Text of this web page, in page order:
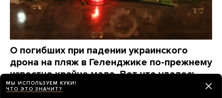
О погибших при падении украинского
дрона на пляж в Геленджике по-прежнему
известно крайне мало. Вот что удалось
узнать о жертвах за три дня
МЫ ИСПОЛЬЗУЕМ КУКИ!
ЧТО ЭТО ЗНАЧИТ?